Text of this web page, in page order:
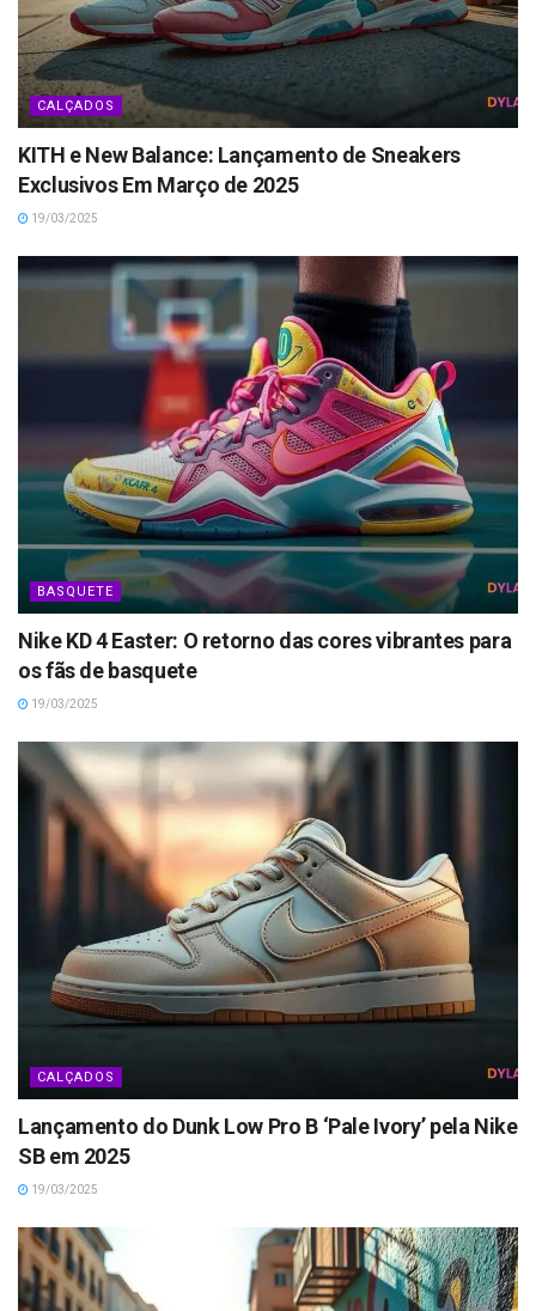
CALÇADOS
KITH e New Balance: Lançamento de Sneakers
Exclusivos Em Março de 2025
19/03/2025
BASQUETE
Nike KD 4 Easter: O retorno das cores vibrantes para
os fãs de basquete
19/03/2025
CALÇADOS
Lançamento do Dunk Low Pro B ‘Pale Ivory’ pela Nike
SB em 2025
19/03/2025